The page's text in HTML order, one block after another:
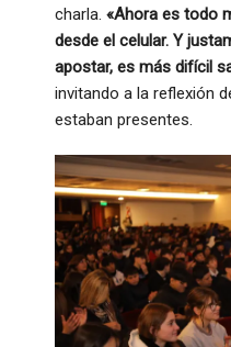
charla. «Ahora es todo
desde el celular. Y
apostar, es más difícil
invitando a la reflexión
estaban presentes.